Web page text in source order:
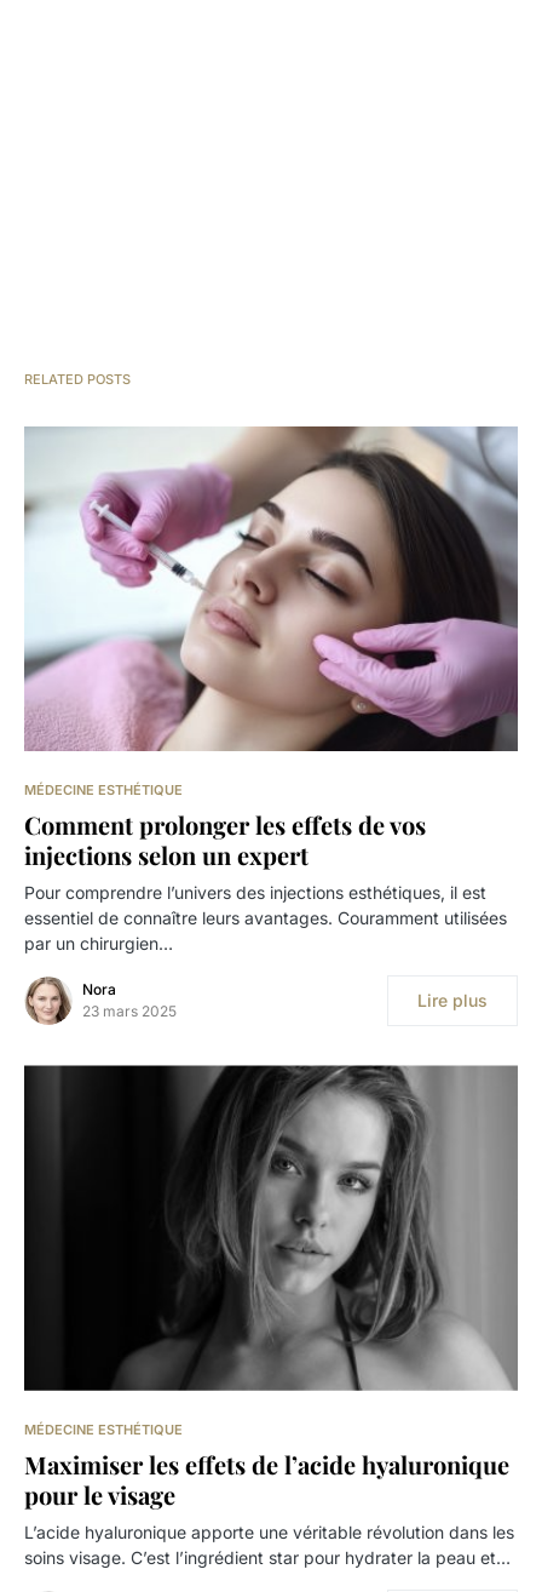
RELATED POSTS
MÉDECINE ESTHÉTIQUE
Comment prolonger les effets de vos
injections selon un expert
Pour comprendre l’univers des injections esthétiques, il est
essentiel de connaître leurs avantages. Couramment utilisées
par un chirurgien…
Nora
23 mars 2025
Lire plus
MÉDECINE ESTHÉTIQUE
Maximiser les effets de l’acide hyaluronique
pour le visage
L’acide hyaluronique apporte une véritable révolution dans les
soins visage. C’est l’ingrédient star pour hydrater la peau et…